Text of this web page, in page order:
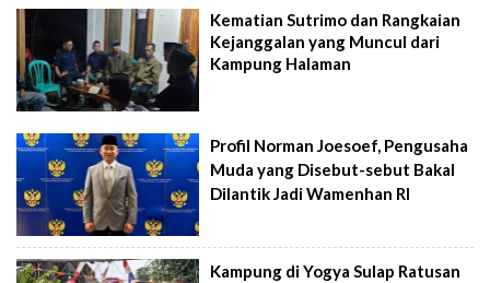
Kematian Sutrimo dan Rangkaian
Kejanggalan yang Muncul dari
Kampung Halaman
Profil Norman Joesoef, Pengusaha
Muda yang Disebut-sebut Bakal
Dilantik Jadi Wamenhan RI
Kampung di Yogya Sulap Ratusan